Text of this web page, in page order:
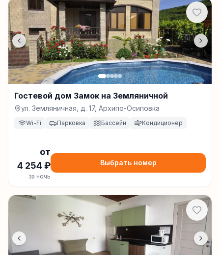
Гостевой дом Замок на Земляничной
ул. Земляничная, д. 17, Архипо-Осиповка
Wi-Fi Парковка Бассейн Кондиционер
от
4 254 ₽
за ночь
Выбрать номер